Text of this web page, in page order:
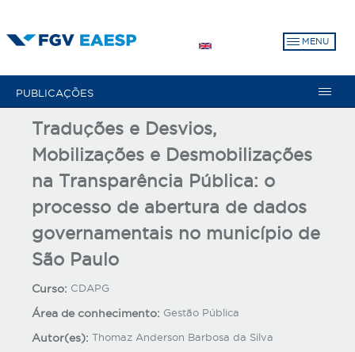
para
MENU
PUBLICAÇÕES
Traduções e Desvios,
Mobilizações e Desmobilizações
na Transparência Pública: o
processo de abertura de dados
governamentais no município de
São Paulo
Curso: CDAPG
Área de conhecimento: Gestão Pública
Autor(es): Thomaz Anderson Barbosa da Silva